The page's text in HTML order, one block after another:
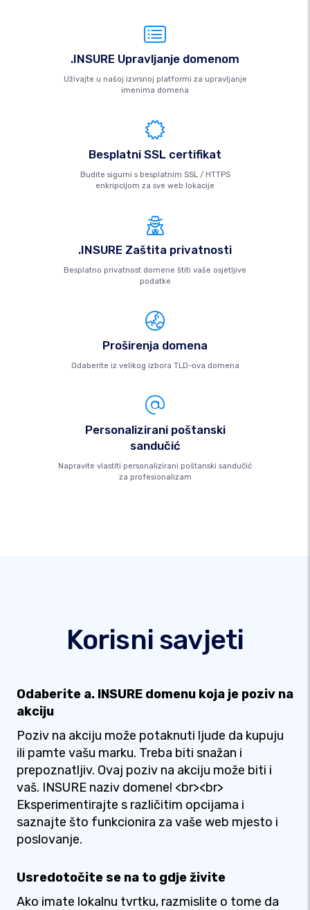
.INSURE Upravljanje domenom
Uživajte u našoj izvrsnoj platformi za upravljanje
imenima domena
Besplatni SSL certifikat
Budite sigurni s besplatnim SSL / HTTPS
enkripcijom za sve web lokacije
.INSURE Zaštita privatnosti
Besplatno privatnost domene štiti vaše osjetljive
podatke
Proširenja domena
Odaberite iz velikog izbora TLD-ova domena
Personalizirani poštanski
sandučić
Napravite vlastiti personalizirani poštanski sandučić
za profesionalizam
Korisni savjeti
Odaberite a. INSURE domenu koja je poziv na
akciju
Poziv na akciju može potaknuti ljude da kupuju
ili pamte vašu marku. Treba biti snažan i
prepoznatljiv. Ovaj poziv na akciju može biti i
vaš. INSURE naziv domene! <br><br>
Eksperimentirajte s različitim opcijama i
saznajte što funkcionira za vaše web mjesto i
poslovanje.
Usredotočite se na to gdje živite
Ako imate lokalnu tvrtku, razmislite o tome da